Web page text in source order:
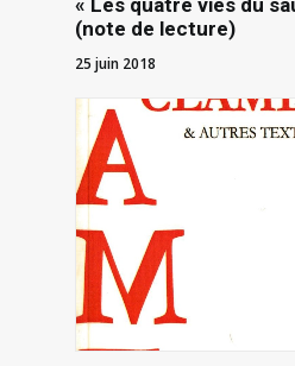
« Les quatre vies du
(note de lecture)
25 juin 2018